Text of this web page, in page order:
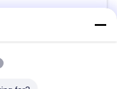
del tubo